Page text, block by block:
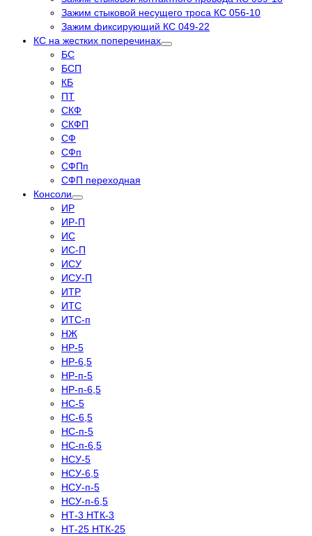
Зажим стыковой несущего троса КС 056-10
Зажим фиксирующий КС 049-22
КС на жестких поперечинах
БС
БСП
КБ
ПТ
СКФ
СКФП
СФ
СФп
СФПп
СФП переходная
Консоли
ИР
ИР-П
ИС
ИС-П
ИСУ
ИСУ-П
ИТР
ИТС
ИТС-п
НЖ
НР-5
НР-6,5
НР-п-5
НР-п-6,5
НС-5
НС-6,5
НС-п-5
НС-п-6,5
НСУ-5
НСУ-6,5
НСУ-п-5
НСУ-п-6,5
НТ-3 НТК-3
НТ-25 НТК-25